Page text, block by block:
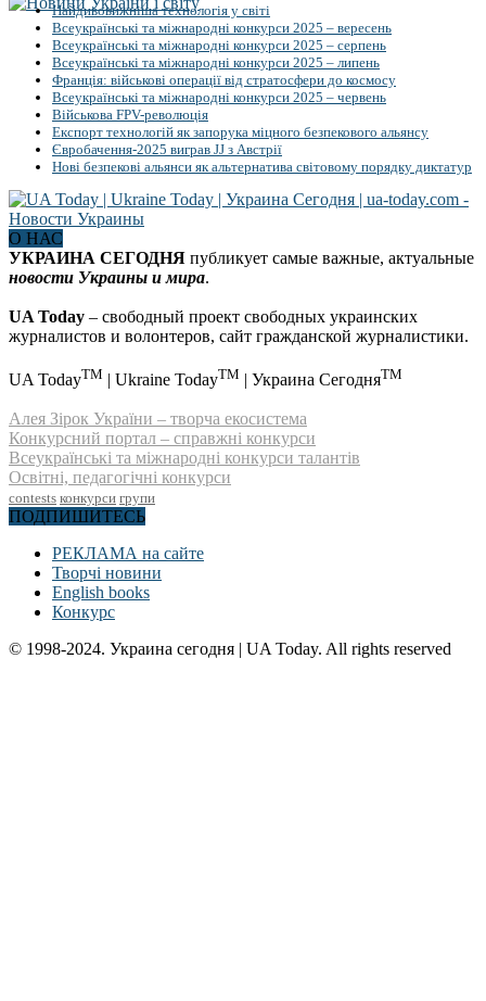
Найдивовижніша технологія у світі
Всеукраїнські та міжнародні конкурси 2025 – вересень
Всеукраїнські та міжнародні конкурси 2025 – серпень
Всеукраїнські та міжнародні конкурси 2025 – липень
Франція: військові операції від стратосфери до космосу
Всеукраїнські та міжнародні конкурси 2025 – червень
Військова FPV-революція
Експорт технологій як запорука міцного безпекового альянсу
Євробачення-2025 виграв JJ з Австрії
Нові безпекові альянси як альтернатива світовому порядку диктатур
О НАС
УКРАИНА СЕГОДНЯ публикует самые важные, актуальные
новости Украины и мира.
UA Today – свободный проект свободных украинских
журналистов и волонтеров, сайт гражданской журналистики.
UA TodayTM | Ukraine TodayTM | Украина СегодняTM
Алея Зірок України – творча екосистема
Конкурсний портал – справжні конкурси
Всеукраїнські та міжнародні конкурси талантів
Освітні, педагогічні конкурси
contests конкурси групи
ПОДПИШИТЕСЬ
РЕКЛАМА на сайте
Творчі новини
English books
Конкурс
© 1998-2024. Украина сегодня | UA Today. All rights reserved